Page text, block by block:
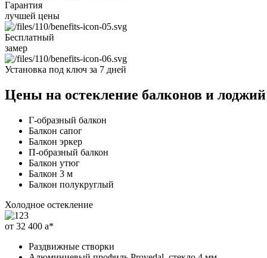
Гарантия
лучшей цены
Бесплатный
замер
Установка под ключ за 7 дней
Цены на остекление балконов и лоджий
Г-образный балкон
Балкон сапог
Балкон эркер
П-образный балкон
Балкон утюг
Балкон 3 м
Балкон полукруглый
Холодное остекление
от 32 400 a*
Раздвижные створки